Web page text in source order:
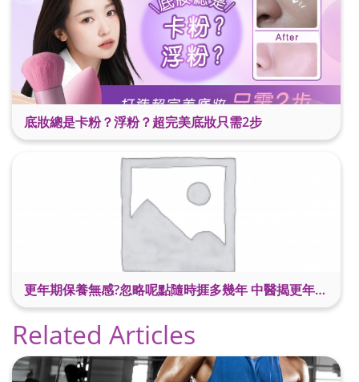
底妝總是卡粉？浮粉？超完美底妝只需2步
更年期保養無感?忽略呢點隨時捱多幾年 中醫揭更年保養關鍵 輕鬆舒適渡過更年期
Related Articles